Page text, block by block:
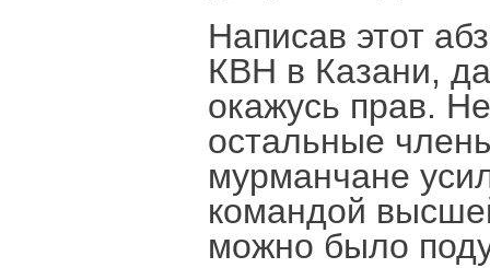
Написав этот
КВН в Казани,
окажусь прав.
остальные
мурманчане
командой
можно было